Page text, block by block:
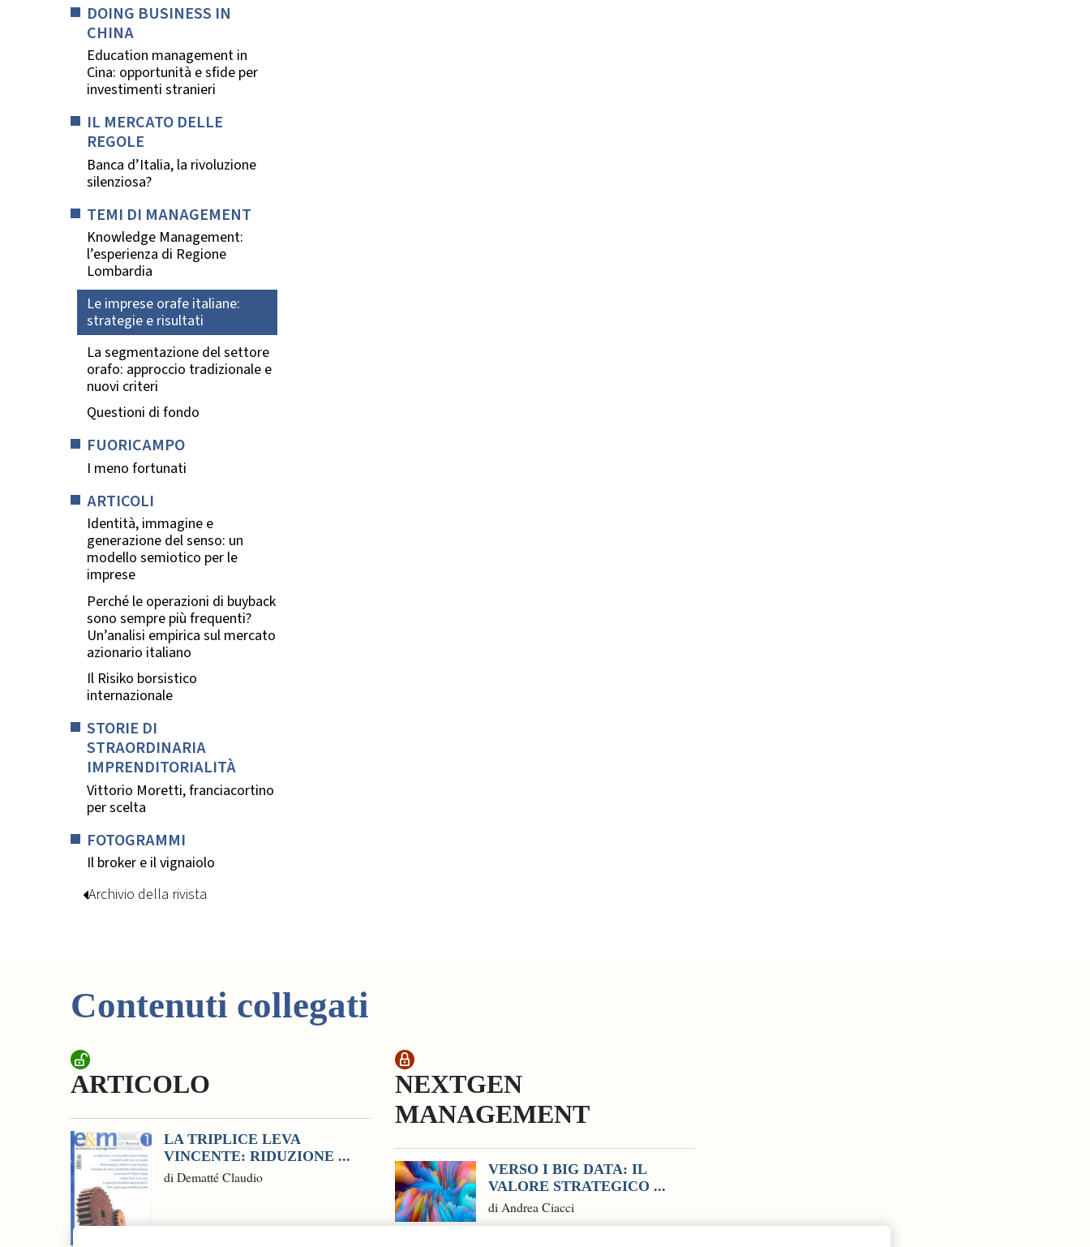
DOING BUSINESS IN
CHINA
Education management in
Cina: opportunità e sfide per
investimenti stranieri
IL MERCATO DELLE
REGOLE
Banca d’Italia, la rivoluzione
silenziosa?
TEMI DI MANAGEMENT
Knowledge Management:
l’esperienza di Regione
Lombardia
Le imprese orafe italiane:
strategie e risultati
La segmentazione del settore
orafo: approccio tradizionale e
nuovi criteri
Questioni di fondo
FUORICAMPO
I meno fortunati
ARTICOLI
Identità, immagine e
generazione del senso: un
modello semiotico per le
imprese
Perché le operazioni di buyback
sono sempre più frequenti?
Un’analisi empirica sul mercato
azionario italiano
Il Risiko borsistico
internazionale
STORIE DI
STRAORDINARIA
IMPRENDITORIALITÀ
Vittorio Moretti, franciacortino
per scelta
FOTOGRAMMI
Il broker e il vignaiolo
Archivio della rivista
Contenuti collegati
ARTICOLO
LA TRIPLICE LEVA
VINCENTE: RIDUZIONE ...
di Dematté Claudio
NEXTGEN
MANAGEMENT
VERSO I BIG DATA: IL
VALORE STRATEGICO ...
di Andrea Ciacci